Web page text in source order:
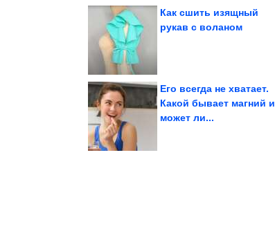
Как сшить изящный
рукав с воланом
пластиковой корзины
Его всегда не хватает.
Какой бывает магний и
может ли...